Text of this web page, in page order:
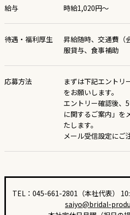
給与 時給1,020円～
待遇・福利厚生
昇給随時、交通費（
服貸与、食事補助
応募方法
まずは下記エントリ
をお願いします。
エントリー確認後、
に関するご案内」を
たします。
メール受信設定にご
TEL：045-661-2801（本社代表）
saiyo@bridal-